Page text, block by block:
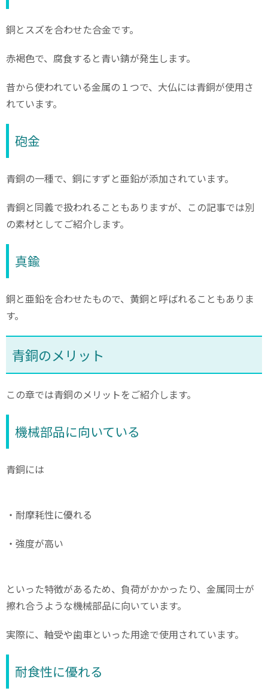
銅とスズを合わせた合金です。
赤褐色で、腐食すると青い錆が発生します。
昔から使われている金属の１つで、大仏には青銅が使用さ
れています。
砲金
青銅の一種で、銅にすずと亜鉛が添加されています。
青銅と同義で扱われることもありますが、この記事では別
の素材としてご紹介します。
真鍮
銅と亜鉛を合わせたもので、黄銅と呼ばれることもありま
す。
青銅のメリット
この章では青銅のメリットをご紹介します。
機械部品に向いている
青銅には
・耐摩耗性に優れる
・強度が高い
といった特徴があるため、負荷がかかったり、金属同士が
擦れ合うような機械部品に向いています。
実際に、軸受や歯車といった用途で使用されています。
耐食性に優れる